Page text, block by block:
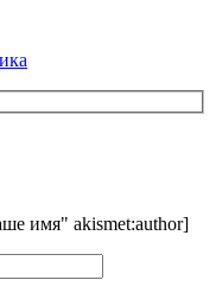
имя" akismet:author]